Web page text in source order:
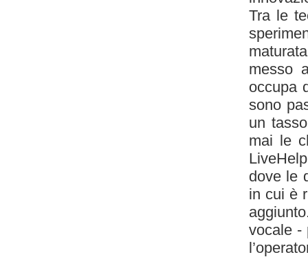
Tra le
messo
occupa
sono
un
mai le
dove le
in cui è
vocale -